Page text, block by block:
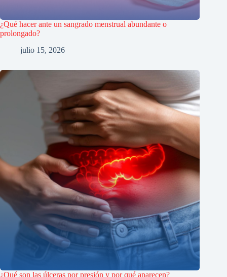
¿Qué hacer ante un sangrado menstrual abundante o
prolongado?
julio 15, 2026
¿Qué son las úlceras por presión y por qué aparecen?